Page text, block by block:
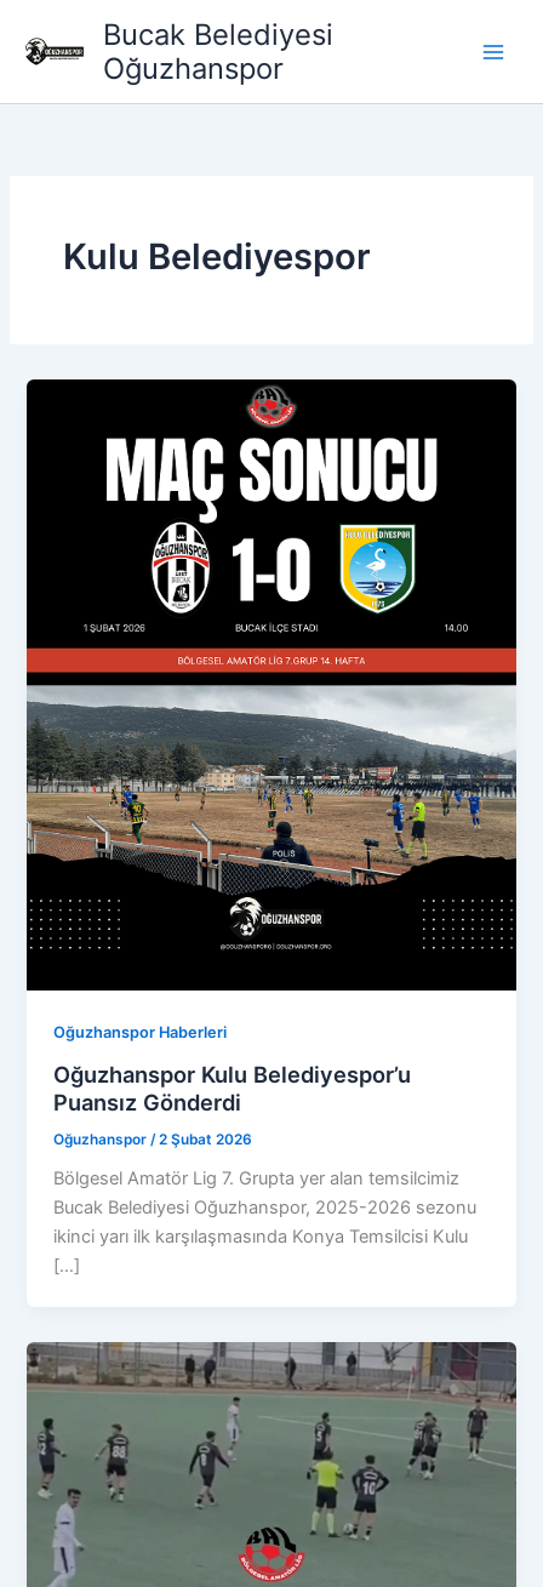
atla
Bucak Belediyesi
Oğuzhanspor
Kulu Belediyespor
Oğuzhanspor Haberleri
Oğuzhanspor Kulu Belediyespor’u
Puansız Gönderdi
Oğuzhanspor /2 Şubat 2026
Bölgesel Amatör Lig 7. Grupta yer alan temsilcimiz
Bucak Belediyesi Oğuzhanspor, 2025-2026 sezonu
ikinci yarı ilk karşılaşmasında Konya Temsilcisi Kulu
[…]